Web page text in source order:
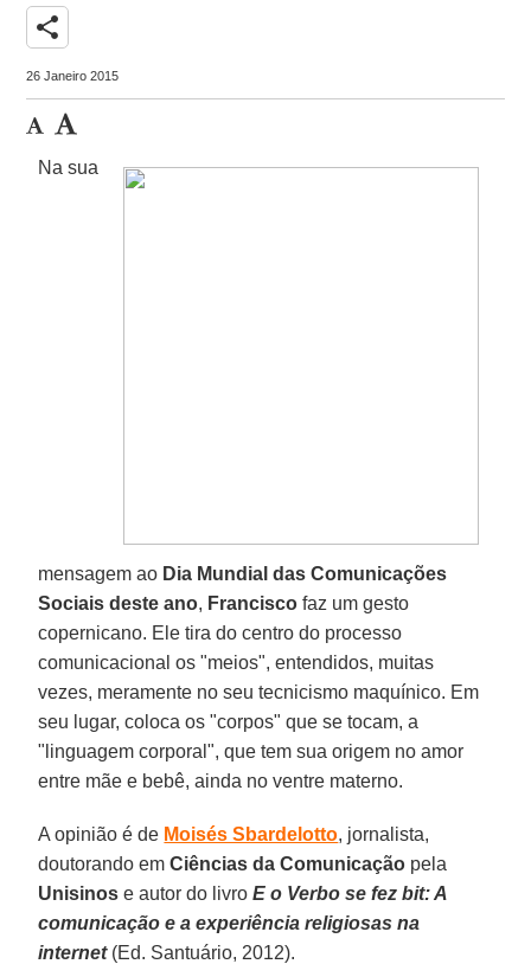
share
26 Janeiro 2015
Na sua
mensagem ao Dia Mundial das Comunicações
Sociais deste ano, Francisco faz um gesto
copernicano. Ele tira do centro do processo
comunicacional os "meios", entendidos, muitas
vezes, meramente no seu tecnicismo maquínico. Em
seu lugar, coloca os "corpos" que se tocam, a
"linguagem corporal", que tem sua origem no amor
entre mãe e bebê, ainda no ventre materno.
A opinião é de Moisés Sbardelotto, jornalista,
doutorando emCiências da Comunicação pela
Unisinos e autor do livroE o Verbo se fez bit: A
comunicação e a experiência religiosas na
internet (Ed. Santuário, 2012).